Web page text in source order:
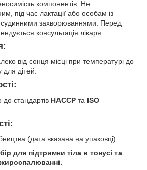
компонентів. Не
під час лактації або особам із
захворюваннями. Перед
консультація лікаря.
від сонця місці при температурі до
дітей.
до стандартів HACCP та ISO
(дата вказана на упаковці)
для підтримки тіла в тонусі та